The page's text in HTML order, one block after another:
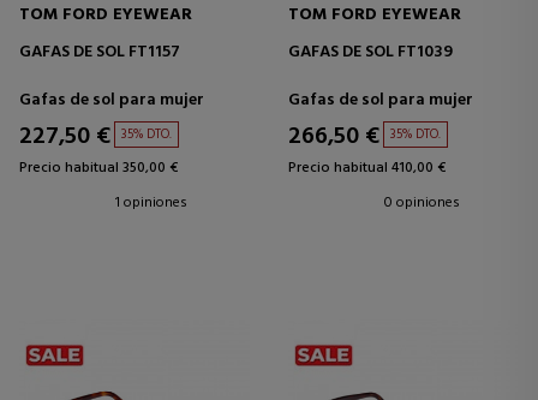
TOM FORD EYEWEAR
GAFAS DE SOL FT1157
Gafas de sol para mujer
227,50 € 35% DTO.
Precio habitual 350,00 €
1 opiniones
TOM FORD EYEWEAR
GAFAS DE SOL FT1039
Gafas de sol para mujer
266,50 € 35% DTO.
Precio habitual 410,00 €
0 opiniones